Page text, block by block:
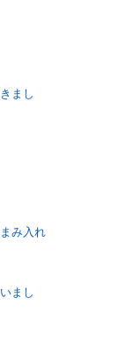
まし
み入れ
まし